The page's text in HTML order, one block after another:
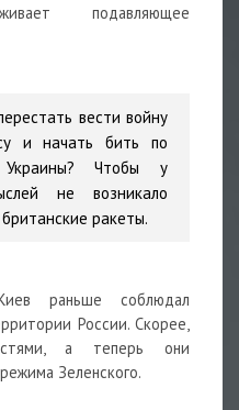
подавляющее
вести войну
и начать бить по
Чтобы у
не возникало
ракеты.
раньше соблюдал
России. Скорее,
а теперь они
Зеленского.